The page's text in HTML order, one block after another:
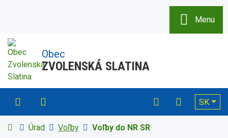
Obec
ZVOLENSKÁ SLATINA
045 / 539 42 12sekretariat@zvolenskaslatina.sk
Hľadať Vytlačiť
SK
Menu
Úvodná stránka
Úrad Voľby Voľby do NR SR